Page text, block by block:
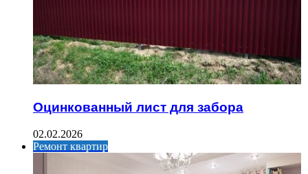
Оцинкованный лист для забора
02.02.2026
Ремонт квартир